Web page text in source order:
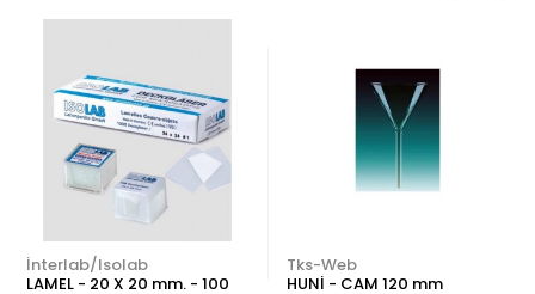
İnterlab/Isolab
LAMEL - 20 X 20 mm. - 100
Tks-Web
HUNİ - CAM 120 mm